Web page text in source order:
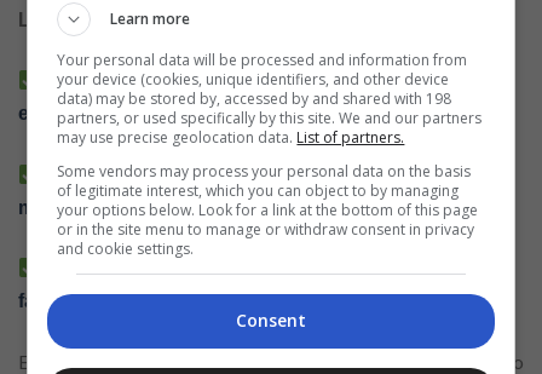
Leia mais artigos relacionados:
Guia completo para comparar propostas de
empréstimo de forma prática e segura
Empréstimos empresariais: dicas para escolher a
melhor opção financeira de forma inteligente
Contratar empréstimos com parcelas fixas: como
fazer escolhas responsáveis
Evite tomar decisões apenas pela confiança no retorno rápido
Learn more
Your personal data will be processed and information from
your device (cookies, unique identifiers, and other device
data) may be stored by, accessed by and shared with 198
partners, or used specifically by this site. We and our partners
may use precise geolocation data. List of partners.
Some vendors may process your personal data on the basis
of legitimate interest, which you can object to by managing
your options below. Look for a link at the bottom of this page
or in the site menu to manage or withdraw consent in privacy
and cookie settings.
Consent